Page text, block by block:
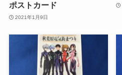
ポストカード
2021年1月9日